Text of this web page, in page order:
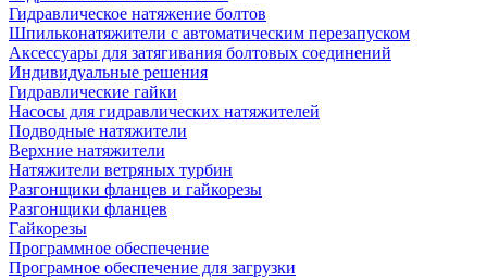
Гидравлическое натяжение болтов
Шпильконатяжители с автоматическим перезапуском
Аксессуары для затягивания болтовых соединений
Индивидуальные решения
Гидравлические гайки
Насосы для гидравлических натяжителей
Подводные натяжители
Верхние натяжители
Натяжители ветряных турбин
Разгонщики фланцев и гайкорезы
Разгонщики фланцев
Гайкорезы
Программное обеспечение
Програмное обеспечение для загрузки